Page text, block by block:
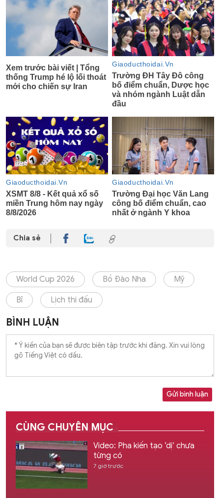
Chia sẻ
World Cup 2026 Bồ Đào Nha Mỹ
Bỉ Lịch thi đấu
BÌNH LUẬN
Gửi bình luận
CÙNG CHUYÊN MỤC
Video: Pha kiến tạo ‘dị’ chưa
từng có
7 giờ trước